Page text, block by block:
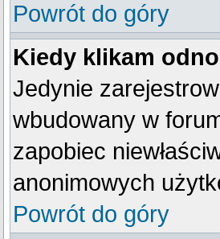
Powrót do góry
Kiedy klikam
Jedynie
wbudowany w
zapobiec
anonimowych
Powrót do góry